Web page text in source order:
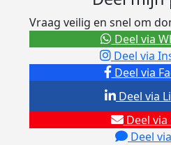
Vraag veilig en snel om
Deel via
Deel via
Deel via
Deel
Deel via
Deel via